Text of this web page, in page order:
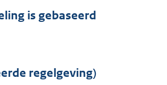
is gebaseerd
regelgeving)